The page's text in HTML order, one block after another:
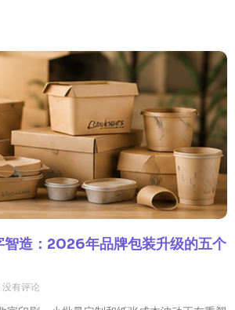
智造：2026年品牌包装升级的五个
没有评论